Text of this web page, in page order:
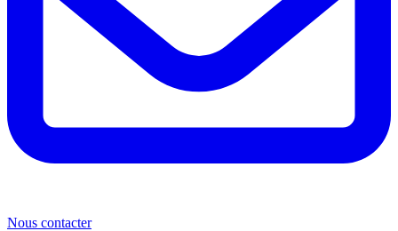
Nous contacter